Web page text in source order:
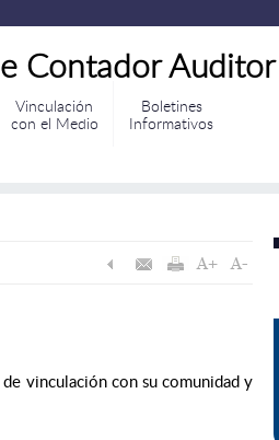
Contador Auditor
Vinculación
con el Medio
Boletines
Informativos
vinculación con su comunidad y